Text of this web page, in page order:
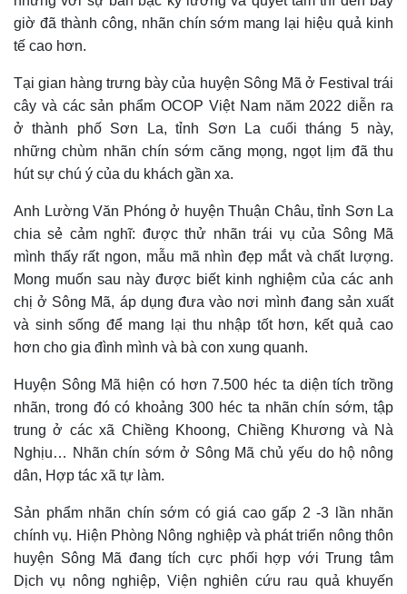
giờ đã thành công, nhãn chín sớm mang lại hiệu quả kinh
tế cao hơn.
Tại gian hàng trưng bày của huyện Sông Mã ở Festival trái
cây và các sản phẩm OCOP Việt Nam năm 2022 diễn ra
ở thành phố Sơn La, tỉnh Sơn La cuối tháng 5 này,
những chùm nhãn chín sớm căng mọng, ngọt lịm đã thu
hút sự chú ý của du khách gần xa.
Anh Lường Văn Phóng ở huyện Thuận Châu, tỉnh Sơn La
chia sẻ cảm nghĩ: được thử nhãn trái vụ của Sông Mã
mình thấy rất ngon, mẫu mã nhìn đẹp mắt và chất lượng.
Mong muốn sau này được biết kinh nghiệm của các anh
chị ở Sông Mã, áp dụng đưa vào nơi mình đang sản xuất
và sinh sống để mang lại thu nhập tốt hơn, kết quả cao
hơn cho gia đình mình và bà con xung quanh.
Huyện Sông Mã hiện có hơn 7.500 héc ta diện tích trồng
nhãn, trong đó có khoảng 300 héc ta nhãn chín sớm, tập
trung ở các xã Chiềng Khoong, Chiềng Khương và Nà
Nghịu… Nhãn chín sớm ở Sông Mã chủ yếu do hộ nông
dân, Hợp tác xã tự làm.
Sản phẩm nhãn chín sớm có giá cao gấp 2 -3 lần nhãn
chính vụ. Hiện Phòng Nông nghiệp và phát triển nông thôn
huyện Sông Mã đang tích cực phối hợp với Trung tâm
Dịch vụ nông nghiệp, Viện nghiên cứu rau quả khuyến